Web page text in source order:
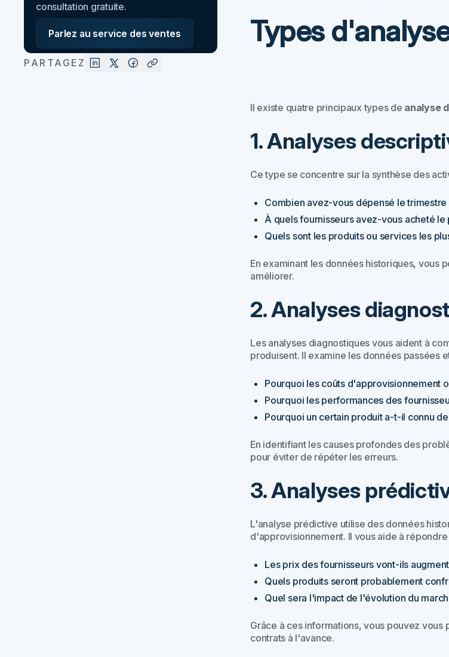
consultation gratuite.
Parlez au service des ventes
PARTAGEZ
Types
Il existe quatre principaux types de analyse
1. Analyses
Ce type se concentre sur la synthèse des
Combien avez-vous dépensé le trimestre
À quels fournisseurs avez-vous acheté le
Quels sont les produits ou services les
En examinant les données historiques, vous
améliorer.
2. Analyses
Les analyses diagnostiques vous aident à
produisent. Il examine les données passées
Pourquoi les coûts d'approvisionnement
Pourquoi les performances des
Pourquoi un certain produit a-t-il connu
En identifiant les causes profondes des
pour éviter de répéter les erreurs.
3. Analyses
L'analyse prédictive utilise des données
d'approvisionnement. Il vous aide à
Les prix des fournisseurs vont-ils
Quels produits seront probablement
Quel sera l'impact de l'évolution du
Grâce à ces informations, vous pouvez
contrats à l'avance.